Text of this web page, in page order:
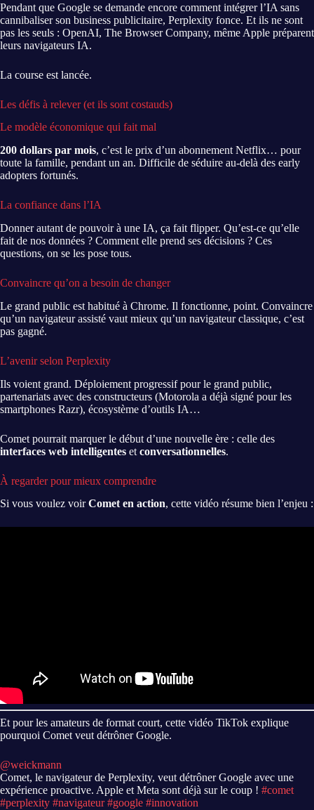
Pendant que Google se demande encore comment intégrer l’IA sans
cannibaliser son business publicitaire, Perplexity fonce. Et ils ne sont
pas les seuls : OpenAI, The Browser Company, même Apple préparent
leurs navigateurs IA.
La course est lancée.
Les défis à relever (et ils sont costauds)
Le modèle économique qui fait mal
200 dollars par mois, c’est le prix d’un abonnement Netflix… pour
toute la famille, pendant un an. Difficile de séduire au-delà des early
adopters fortunés.
La confiance dans l’IA
Donner autant de pouvoir à une IA, ça fait flipper. Qu’est-ce qu’elle
fait de nos données ? Comment elle prend ses décisions ? Ces
questions, on se les pose tous.
Convaincre qu’on a besoin de changer
Le grand public est habitué à Chrome. Il fonctionne, point. Convaincre
qu’un navigateur assisté vaut mieux qu’un navigateur classique, c’est
pas gagné.
L’avenir selon Perplexity
Ils voient grand. Déploiement progressif pour le grand public,
partenariats avec des constructeurs (Motorola a déjà signé pour les
smartphones Razr), écosystème d’outils IA…
Comet pourrait marquer le début d’une nouvelle ère : celle des
interfaces web intelligentes et conversationnelles.
À regarder pour mieux comprendre
Si vous voulez voirComet en action, cette vidéo résume bien l’enjeu :
Et pour les amateurs de format court, cette vidéo TikTok explique
pourquoi Comet veut détrôner Google.
@weickmann
Comet, le navigateur de Perplexity, veut détrôner Google avec une
expérience proactive. Apple et Meta sont déjà sur le coup ! #comet
#perplexity #navigateur #google #innovation